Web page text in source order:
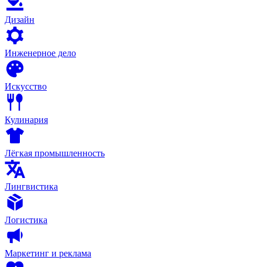
Дизайн
Инженерное дело
Искусство
Кулинария
Лёгкая промышленность
Лингвистика
Логистика
Маркетинг и реклама